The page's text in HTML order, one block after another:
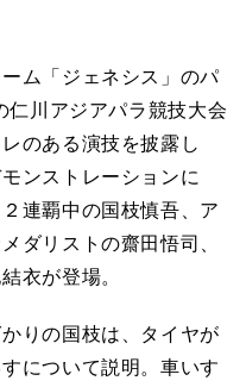
ム「ジェネシス」のパ
川アジアパラ競技大会
のある演技を披露し
ンストレーションに
連覇中の国枝慎吾、ア
ダリストの齋田悟司、
衣が登場。
りの国枝は、タイヤが
について説明。車いす